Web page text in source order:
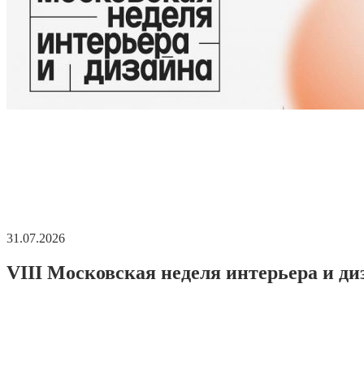
31.07.2026
VIII Московская неделя интерьера и